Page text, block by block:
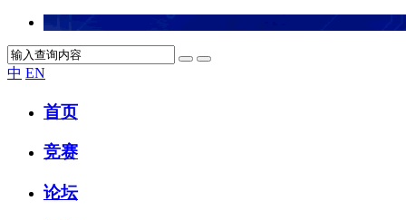
中 EN
首页
竞赛
论坛